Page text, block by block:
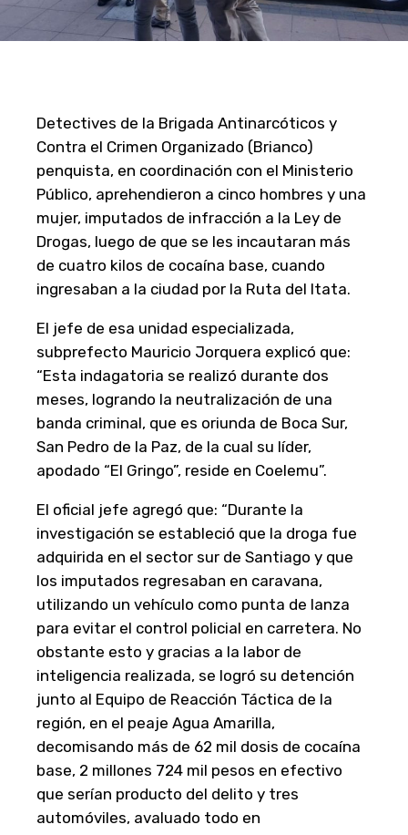
Detectives de la Brigada Antinarcóticos y
Contra el Crimen Organizado (Brianco)
penquista, en coordinación con el Ministerio
Público, aprehendieron a cinco hombres y una
mujer, imputados de infracción a la Ley de
Drogas, luego de que se les incautaran más
de cuatro kilos de cocaína base, cuando
ingresaban a la ciudad por la Ruta del Itata.
El jefe de esa unidad especializada,
subprefecto Mauricio Jorquera explicó que:
“Esta indagatoria se realizó durante dos
meses, logrando la neutralización de una
banda criminal, que es oriunda de Boca Sur,
San Pedro de la Paz, de la cual su líder,
apodado “El Gringo”, reside en Coelemu”.
El oficial jefe agregó que: “Durante la
investigación se estableció que la droga fue
adquirida en el sector sur de Santiago y que
los imputados regresaban en caravana,
utilizando un vehículo como punta de lanza
para evitar el control policial en carretera. No
obstante esto y gracias a la labor de
inteligencia realizada, se logró su detención
junto al Equipo de Reacción Táctica de la
región, en el peaje Agua Amarilla,
decomisando más de 62 mil dosis de cocaína
base, 2 millones 724 mil pesos en efectivo
que serían producto del delito y tres
automóviles, avaluado todo en